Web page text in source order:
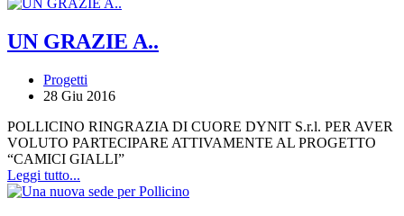
UN GRAZIE A..
Progetti
28 Giu 2016
POLLICINO RINGRAZIA DI CUORE DYNIT S.r.l. PER AVER
VOLUTO PARTECIPARE ATTIVAMENTE AL PROGETTO
“CAMICI GIALLI”
Leggi tutto...